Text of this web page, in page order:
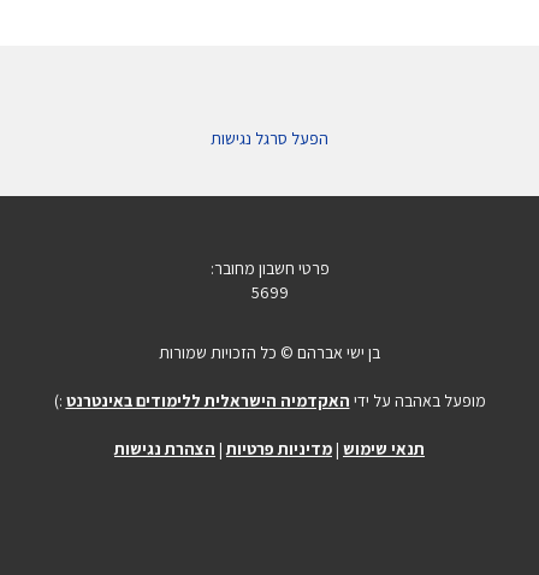
הפעל סרגל נגישות
פרטי חשבון מחובר:
5699
בן ישי אברהם © כל הזכויות שמורות
מופעל באהבה על ידי האקדמיה הישראלית ללימודים באינטרנט :)
תנאי שימוש | מדיניות פרטיות| הצהרת נגישות